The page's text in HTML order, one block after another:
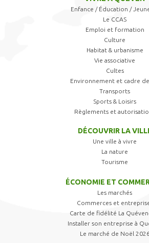
Enfance / Éducation /
Le CCAS
Emploi et formation
Culture
Habitat & urbanisme
Vie associative
Cultes
Environnement et cadre
Transports
Sports & Loisirs
Règlements et
DÉCOUVRIR LA
Une ville à vivre
La nature
Tourisme
ÉCONOMIE ET
Les marchés
Commerces et
Carte de fidélité La
Installer son entreprise à
Le marché de Noël 2026